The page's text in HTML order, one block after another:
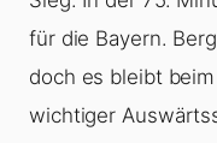
für die Bayern.
doch es bleibt
wichtiger